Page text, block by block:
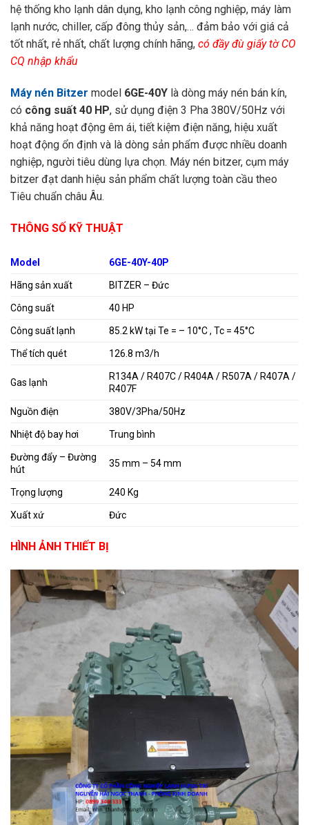
hệ thống kho lạnh dân dụng, kho lạnh công nghiệp, máy làm
lạnh nước, chiller, cấp đông thủy sản,… đảm bảo với giá cả
tốt nhất, rẻ nhất, chất lượng chính hãng, có đầy đù giấy tờ CO
CQ nhập khẩu
Máy nén Bitzer model 6GE-40Y là dòng máy nén bán kín,
có công suất 40 HP, sử dụng điện 3 Pha 380V/50Hz với
khả năng hoạt động êm ái, tiết kiệm điện năng, hiệu xuất
hoạt động ổn định và là dòng sản phẩm được nhiều doanh
nghiệp, người tiêu dùng lựa chọn. Máy nén bitzer, cụm máy
bitzer đạt danh hiệu sản phẩm chất lượng toàn cầu theo
Tiêu chuẩn châu Âu.
THÔNG SỐ KỸ THUẬT
Model 6GE-40Y-40P
Hãng sản xuất BITZER – Đức
Công suất 40 HP
Công suất lạnh 85.2 kW tại Te = – 10°C , Tc = 45°C
Thể tích quét 126.8 m3/h
Gas lạnh
R134A / R407C / R404A / R507A / R407A /
R407F
Nguồn điện 380V/3Pha/50Hz
Nhiệt độ bay hơi Trung bình
Đường đẩy – Đường
hút
35 mm – 54 mm
Trọng lượng 240 Kg
Xuất xứ Đức
HÌNH ẢNH THIẾT BỊ